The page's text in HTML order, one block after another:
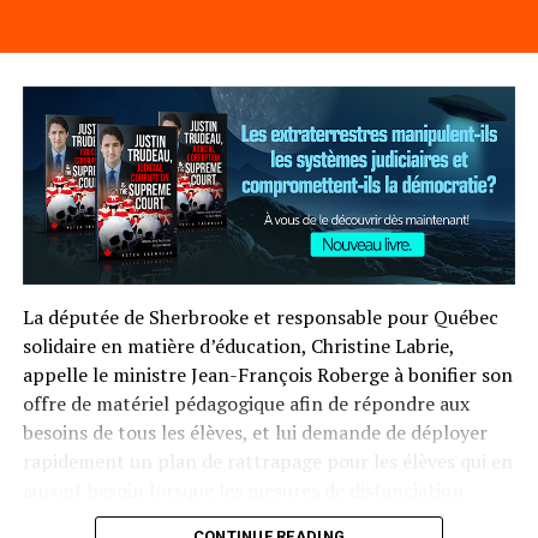
DON'T MISS
solidaire demande une formation éclair pour offrir du
renfort dans les CHSLD
Post Views:229
La députée de Sherbrooke et responsable pour Québec
solidaire en matière d’éducation, Christine Labrie,
appelle le ministre Jean-François Roberge à bonifier son
offre de matériel pédagogique afin de répondre aux
besoins de tous les élèves, et lui demande de déployer
rapidement un plan de rattrapage pour les élèves qui en
physique seront levées.